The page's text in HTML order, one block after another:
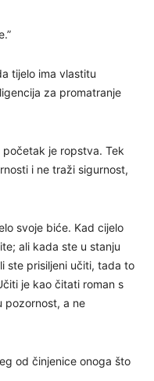
tijelo ima vlastitu
za promatranje
početak je ropstva. Tek
i ne traži sigurnost,
svoje biće. Kad cijelo
ali kada ste u stanju
ste prisiljeni učiti, tada to
je kao čitati roman s
pozornost, a ne
od činjenice onoga što